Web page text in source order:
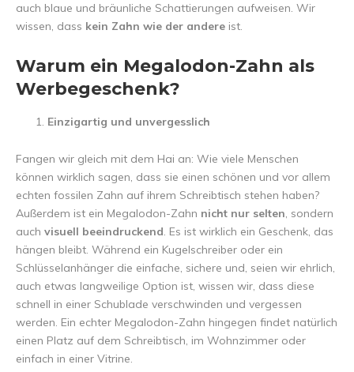
auch blaue und bräunliche Schattierungen aufweisen. Wir
wissen, dass kein Zahn wie der andere ist.
Warum ein Megalodon-Zahn als
Werbegeschenk?
Einzigartig und unvergesslich
Fangen wir gleich mit dem Hai an: Wie viele Menschen
können wirklich sagen, dass sie einen schönen und vor allem
echten fossilen Zahn auf ihrem Schreibtisch stehen haben?
Außerdem ist ein Megalodon-Zahn nicht nur selten, sondern
auch visuell beeindruckend. Es ist wirklich ein Geschenk, das
hängen bleibt. Während ein Kugelschreiber oder ein
Schlüsselanhänger die einfache, sichere und, seien wir ehrlich,
auch etwas langweilige Option ist, wissen wir, dass diese
schnell in einer Schublade verschwinden und vergessen
werden. Ein echter Megalodon-Zahn hingegen findet natürlich
einen Platz auf dem Schreibtisch, im Wohnzimmer oder
einfach in einer Vitrine.